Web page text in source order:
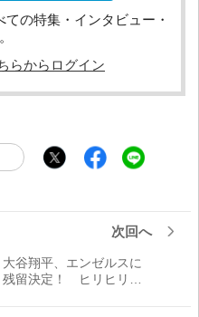
の特集・インタビュー・
らからログイン
次回へ
大谷翔平、エンゼルスに
残留決定！ ヒリヒリし